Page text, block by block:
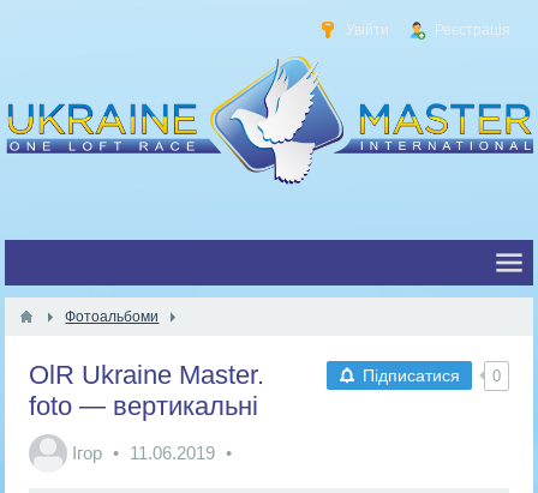
Увійти Реєстрація
Фотоальбоми
Підписатися 0
OlR Ukraine Master.
foto — вертикальні
Ігор 11.06.2019